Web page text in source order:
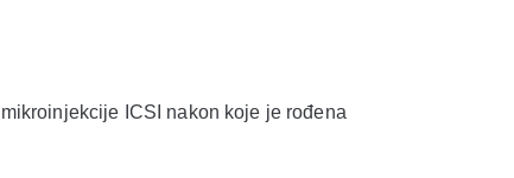
ICSI nakon koje je rođena